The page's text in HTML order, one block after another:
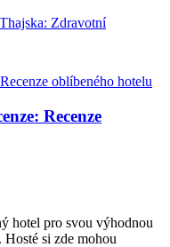
Zdravotní
Recenze
hotel pro svou výhodnou
si zde mohou